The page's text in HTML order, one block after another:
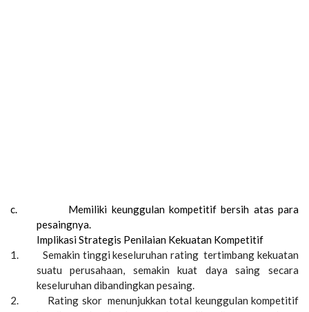
c.
Memiliki keunggulan kompetitif bersih atas para
pesaingnya.
Implikasi Strategis Penilaian Kekuatan Kompetitif
1.
Semakin tinggi keseluruhan rating tertimbang kekuatan
suatu perusahaan, semakin kuat daya saing secara
keseluruhan dibandingkan pesaing.
2.
Rating skor menunjukkan total keunggulan kompetitif